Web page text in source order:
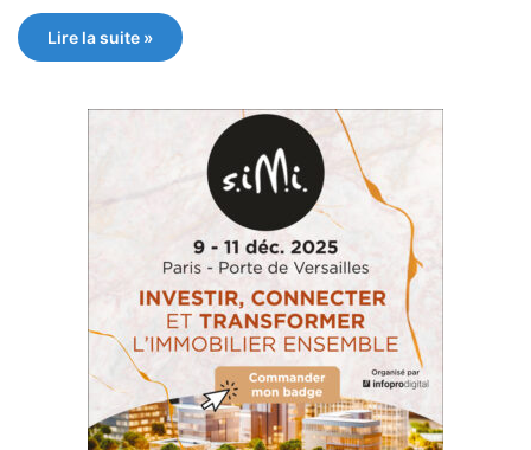
Lire la suite »